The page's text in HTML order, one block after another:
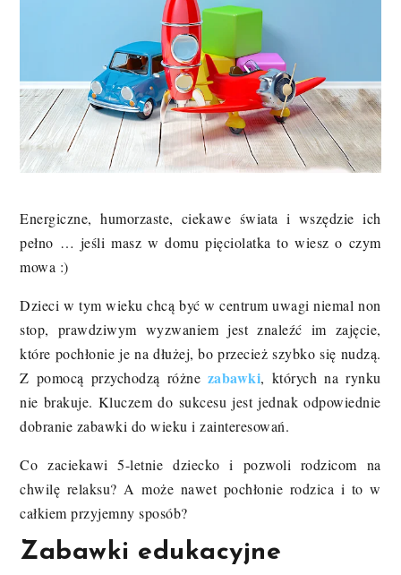
Energiczne, humorzaste, ciekawe świata i wszędzie ich
pełno … jeśli masz w domu pięciolatka to wiesz o czym
mowa :)
Dzieci w tym wieku chcą być w centrum uwagi niemal non
stop, prawdziwym wyzwaniem jest znaleźć im zajęcie,
które pochłonie je na dłużej, bo przecież szybko się nudzą.
Z pomocą przychodzą różne zabawki, których na rynku
nie brakuje. Kluczem do sukcesu jest jednak odpowiednie
dobranie zabawki do wieku i zainteresowań.
Co zaciekawi 5-letnie dziecko i pozwoli rodzicom na
chwilę relaksu? A może nawet pochłonie rodzica i to w
całkiem przyjemny sposób?
Zabawki edukacyjne